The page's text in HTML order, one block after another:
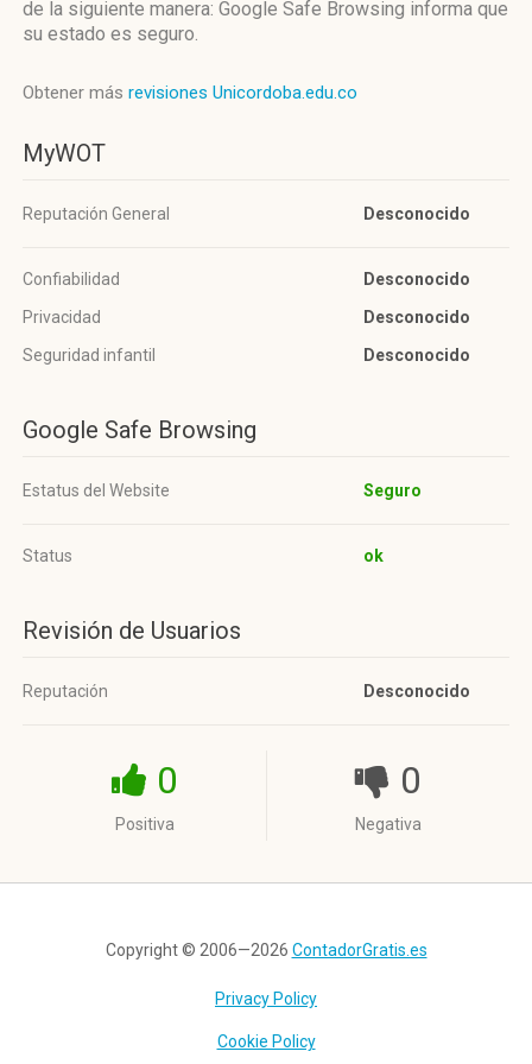
de la siguiente manera: Google Safe Browsing informa que
su estado es seguro.
Obtener más revisiones Unicordoba.edu.co
MyWOT
Reputación General Desconocido
Confiabilidad
Desconocido
Privacidad
Desconocido
Seguridad infantil
Desconocido
Google Safe Browsing
Estatus del Website Seguro
Status ok
Revisión de Usuarios
Reputación Desconocido
0
Positiva
0
Negativa
Copyright © 2006—2026 ContadorGratis.es
Privacy Policy
Cookie Policy